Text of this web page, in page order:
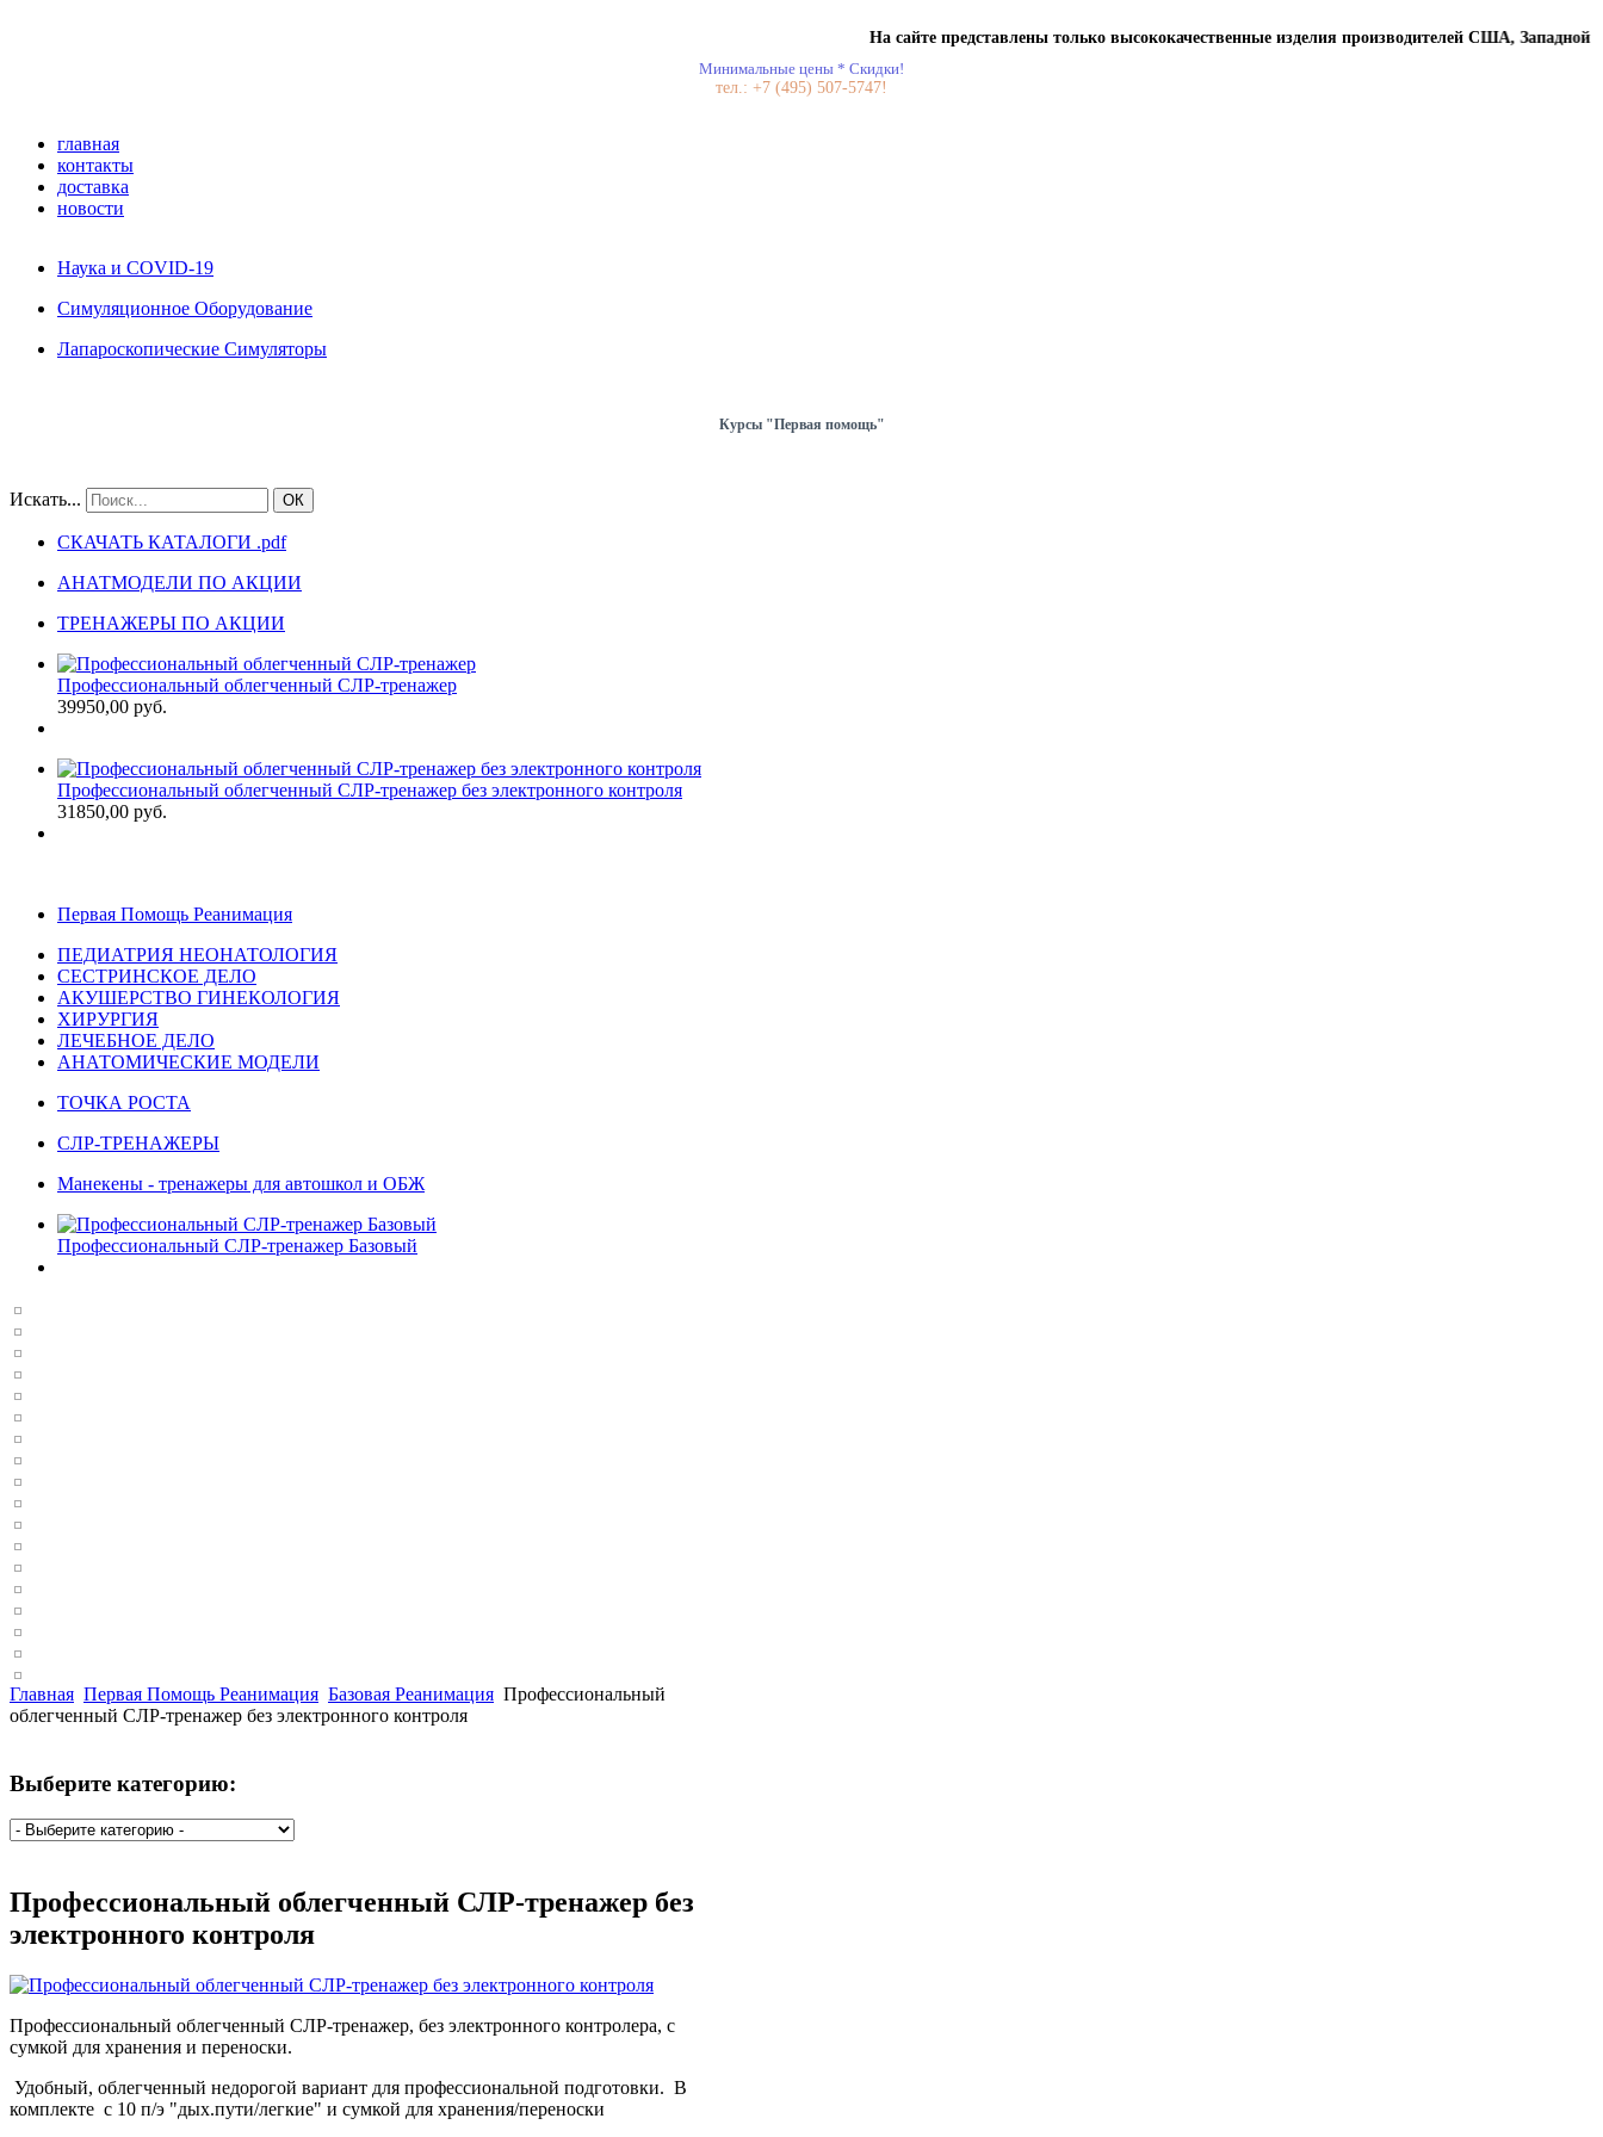
На сайте представлены только высококачественные изделия производителей США, Западной
Минимальные цены * Скидки!
тел.: +7 (495) 507-5747!
главная
контакты
доставка
новости
Наука и COVID-19
Симуляционное Оборудование
Лапароскопические Симуляторы
Курсы "Первая помощь"
Искать... ОК
СКАЧАТЬ КАТАЛОГИ .pdf
АНАТМОДЕЛИ ПО АКЦИИ
ТРЕНАЖЕРЫ ПО АКЦИИ
Профессиональный облегченный СЛР-тренажер
39950,00 руб.
Профессиональный облегченный СЛР-тренажер без электронного контроля
31850,00 руб.
Первая Помощь Реанимация
ПЕДИАТРИЯ НЕОНАТОЛОГИЯ
СЕСТРИНСКОЕ ДЕЛО
АКУШЕРСТВО ГИНЕКОЛОГИЯ
ХИРУРГИЯ
ЛЕЧЕБНОЕ ДЕЛО
АНАТОМИЧЕСКИЕ МОДЕЛИ
ТОЧКА РОСТА
СЛР-ТРЕНАЖЕРЫ
Манекены - тренажеры для автошкол и ОБЖ
Профессиональный СЛР-тренажер Базовый
Главная Первая Помощь Реанимация Базовая Реанимация Профессиональный
облегченный СЛР-тренажер без электронного контроля
Выберите категорию:
Профессиональный облегченный СЛР-тренажер без
электронного контроля
Профессиональный облегченный СЛР-тренажер, без электронного контролера, с
сумкой для хранения и переноски.
Удобный, облегченный недорогой вариант для профессиональной подготовки. В
комплекте с 10 п/э "дых.пути/легкие" и сумкой для хранения/переноски